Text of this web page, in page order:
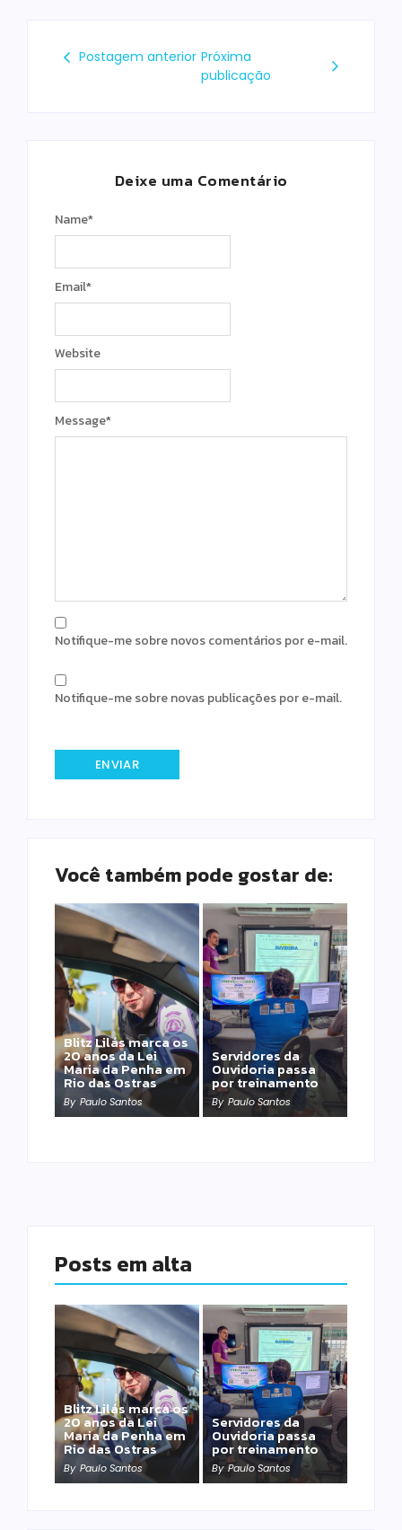
Postagem anterior Próxima
publicação
Deixe uma Comentário
Message*
Name*
Email*
Website
Notifique-me sobre novos comentários por e-mail.
Notifique-me sobre novas publicações por e-mail.
Você também pode gostar de:
Blitz Lilás marca os
20 anos da Lei
Maria da Penha em
Rio das Ostras
By Paulo Santos
Servidores da
Ouvidoria passa
por treinamento
By Paulo Santos
Posts em alta
Blitz Lilás marca os
20 anos da Lei
Maria da Penha em
Rio das Ostras
By Paulo Santos
Servidores da
Ouvidoria passa
por treinamento
By Paulo Santos